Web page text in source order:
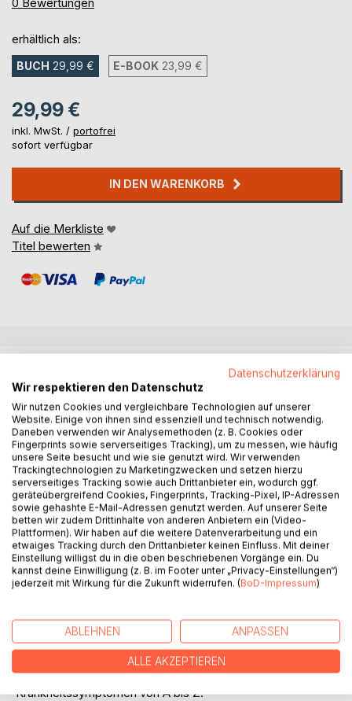
erhältlich als:
BUCH 29,99 € E-BOOK 23,99 €
29,99 €
inkl. MwSt. / portofrei
sofort verfügbar
IN DEN WARENKORB
Auf die Merkliste
Titel bewerten
Praxisbuch zur Aktivierung der Selbstheilungskräfte mit der
EMT-Technik für mehr als 350 Krankheiten.
Jede Krankheit teilt uns durch eine Botschaft über unseren
Körper ganz genau mit, wo wir das innere Gleichgewicht
verloren haben. Dabei spielen nicht nur die Symptome wie
Schlaflosigkeit oder Kopfschmerzen eine Rolle sondern
auch scheinbar erklärbare Erkrankungen wie
Knochenbrüche bei Unfällen oder Virusinfekte weisen uns
auf ein Ungleichgewicht in unserer Körper-Emotionen-
Seelen Verbindung hin.
Krankheitssymptome richtig deuten können und empfiehlt
die von ihm entwickelte EMT-Technik (Emotionale
Metamorphose Technik) zur Heilung.
Mit einer Auflistung von mehr als 350
Krankheitssymptomen von A bis Z.
Datenschutzerklärung
Wir respektieren den Datenschutz
Wir nutzen Cookies und vergleichbare Technologien auf unserer
Website. Einige von ihnen sind essenziell und technisch notwendig.
Daneben verwenden wir Analysemethoden (z. B. Cookies oder
Fingerprints sowie serverseitiges Tracking), um zu messen, wie häufig
unsere Seite besucht und wie sie genutzt wird. Wir verwenden
Trackingtechnologien zu Marketingzwecken und setzen hierzu
serverseitiges Tracking sowie auch Drittanbieter ein, wodurch ggf.
geräteübergreifend Cookies, Fingerprints, Tracking-Pixel, IP-Adressen
sowie gehashte E-Mail-Adressen genutzt werden. Auf unserer Seite
betten wir zudem Drittinhalte von anderen Anbietern ein (Video-
Plattformen). Wir haben auf die weitere Datenverarbeitung und ein
etwaiges Tracking durch den Drittanbieter keinen Einfluss. Mit deiner
Einstellung willigst du in die oben beschriebenen Vorgänge ein. Du
kannst deine Einwilligung (z. B. im Footer unter „Privacy-Einstellungen“)
jederzeit mit Wirkung für die Zukunft widerrufen. (BoD-Impressum)
ABLEHNEN ANPASSEN
ALLE AKZEPTIEREN